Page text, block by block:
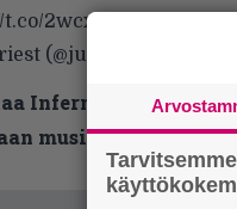
2wcxSEk16u
(@judaspriest)
Infernon uutiskirje
musiikin uutiset ja